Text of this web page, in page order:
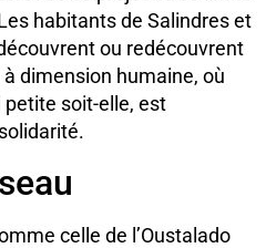
habitants de Salindres et
ou redécouvrent
à dimension humaine, où
soit-elle, est
celle de l’Oustalado